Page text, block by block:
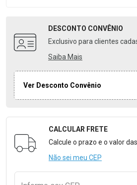
DESCONTO CONVÊNIO
Exclusivo para clientes
Saiba Mais
Ver Desconto Convênio
Formulário para Calcular o
CALCULAR FRETE
Calcule o prazo e o valor
Não sei meu CEP